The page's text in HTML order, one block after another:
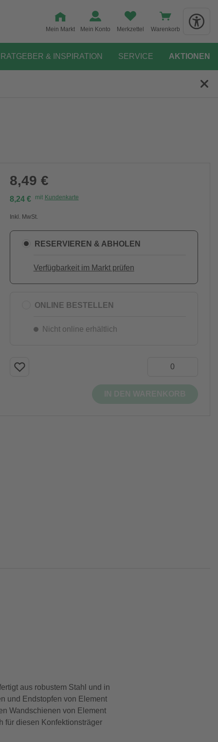
Mein Markt Mein Konto Merkzettel Warenkorb
RATGEBER & INSPIRATION SERVICE AKTIONEN
8,49 €
8,24 € mit Kundenkarte
Inkl. MwSt.
RESERVIEREN & ABHOLEN
Verfügbarkeit im Markt prüfen
ONLINE BESTELLEN
Nicht online erhältlich
aus robustem Stahl und in
und Endstopfen von Element
Wandschienen von Element
für diesen Konfektionsträger